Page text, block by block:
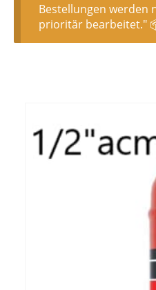
Bestellungen werden
prioritär bearbeitet."